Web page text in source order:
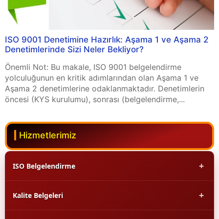
ISO 9001 Denetimine Hazırlık: Aşama 1 ve Aşama 2
Denetimlerinde Sizi Neler Bekliyor?
Önemli Not: Bu makale, ISO 9001 belgelendirme
yolculuğunun en kritik adımlarından olan Aşama 1 ve
Aşama 2 denetimlerine odaklanmaktadır. Denetimlerin
öncesi (KYS kurulumu), sonrası (belgelendirme,...
Hizmetlerimiz
ISO Belgelendirme +
ISO 9001 Kalite Yönetim Sistemi
Kalite Belgeleri +